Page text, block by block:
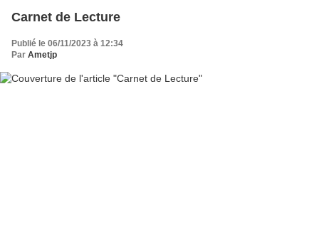
Carnet de Lecture
Publié le 06/11/2023 à 12:34
Par Ametjp